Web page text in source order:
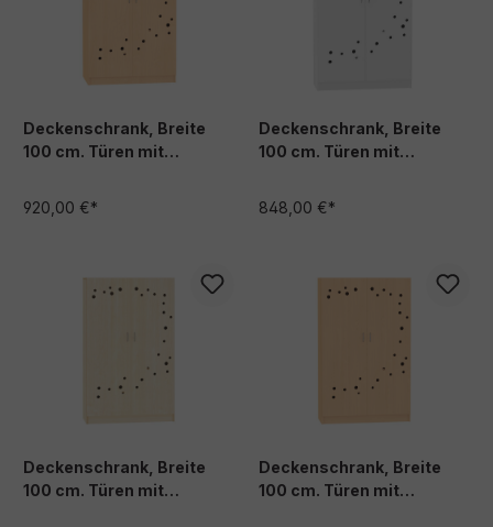
Deckenschrank, Breite
100 cm. Türen mit
tief, Buche Dekor
920,00 €*
Deckenschrank, Breite
100 cm. Türen mit
tief, weiß Dekor
848,00 €*
Deckenschrank, Breite
100 cm. Türen mit
Deckenschrank, Breite
100 cm. Türen mit